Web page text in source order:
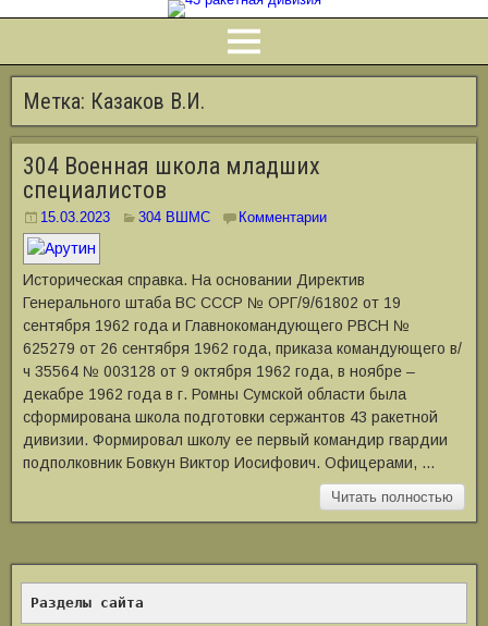
Метка: Казаков В.И.
304 Военная школа младших
специалистов
15.03.2023 304 ВШМС Комментарии
Историческая справка. На основании Директив
Генерального штаба ВС СССР № ОРГ/9/61802 от 19
сентября 1962 года и Главнокомандующего РВСН №
625279 от 26 сентября 1962 года, приказа командующего в/
ч 35564 № 003128 от 9 октября 1962 года, в ноябре –
декабре 1962 года в г. Ромны Сумской области была
сформирована школа подготовки сержантов 43 ракетной
дивизии. Формировал школу ее первый командир гвардии
подполковник Бовкун Виктор Иосифович. Офицерами, …
Читать полностью
Разделы сайта